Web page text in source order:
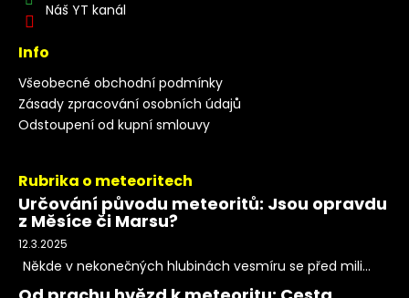
Náš YT kanál
Info
Všeobecné obchodní podmínky
Zásady zpracování osobních údajů
Odstoupení od kupní smlouvy
Rubrika o meteoritech
Určování původu meteoritů: Jsou opravdu
z Měsíce či Marsu?
12.3.2025
Někde v nekonečných hlubinách vesmíru se před mili...